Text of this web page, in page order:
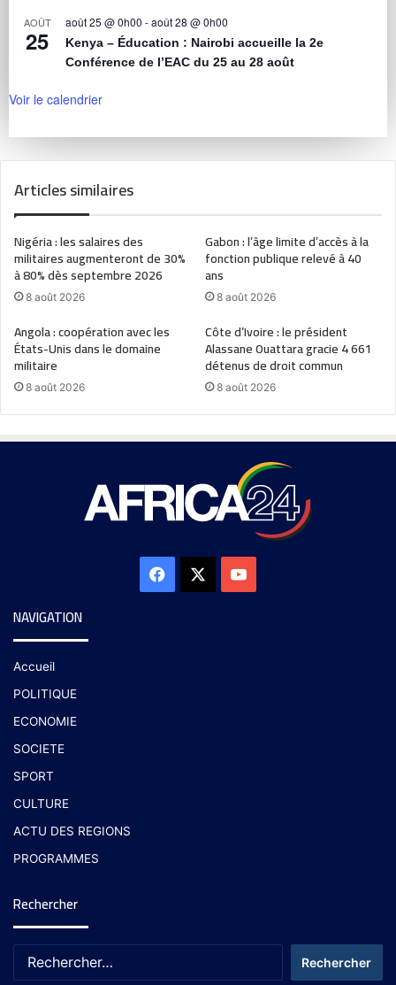
AOÛT
25
août 25 @ 0h00 -août 28 @ 0h00
Kenya – Éducation : Nairobi accueille la 2e
Conférence de l’EAC du 25 au 28 août
Voir le calendrier
Articles similaires
Nigéria : les salaires des
militaires augmenteront de 30%
à 80% dès septembre 2026
8 août 2026
Gabon : l’âge limite d’accès à la
fonction publique relevé à 40
ans
8 août 2026
Angola : coopération avec les
États-Unis dans le domaine
militaire
8 août 2026
Côte d’Ivoire : le président
Alassane Ouattara gracie 4 661
détenus de droit commun
8 août 2026
NAVIGATION
Accueil
POLITIQUE
ECONOMIE
SOCIETE
SPORT
CULTURE
ACTU DES REGIONS
PROGRAMMES
Rechercher